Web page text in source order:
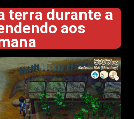
terra durante a
aos